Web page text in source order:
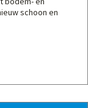
schoon en